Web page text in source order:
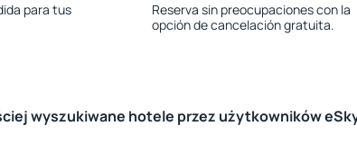
para tus
Reserva sin preocupaciones con la
opción de cancelación gratuita.
wyszukiwane hotele przez użytkowników